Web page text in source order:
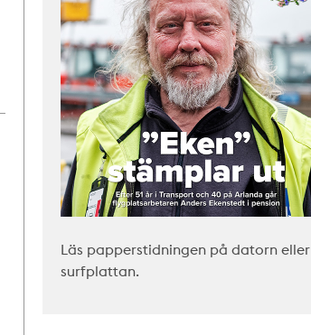
Läs papperstidningen på datorn eller
surfplattan.